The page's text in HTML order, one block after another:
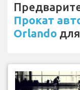
Прокат
Orlando